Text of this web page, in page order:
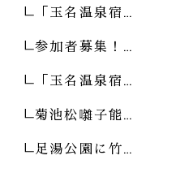
「玉名温泉宿…
参加者募集！…
「玉名温泉宿…
菊池松囃子能…
足湯公園に竹…